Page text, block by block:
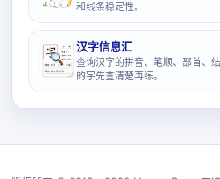
和线条稳定性。
汉字信息汇
查询汉字的拼音、笔顺、部首、
的字先查清楚再练。